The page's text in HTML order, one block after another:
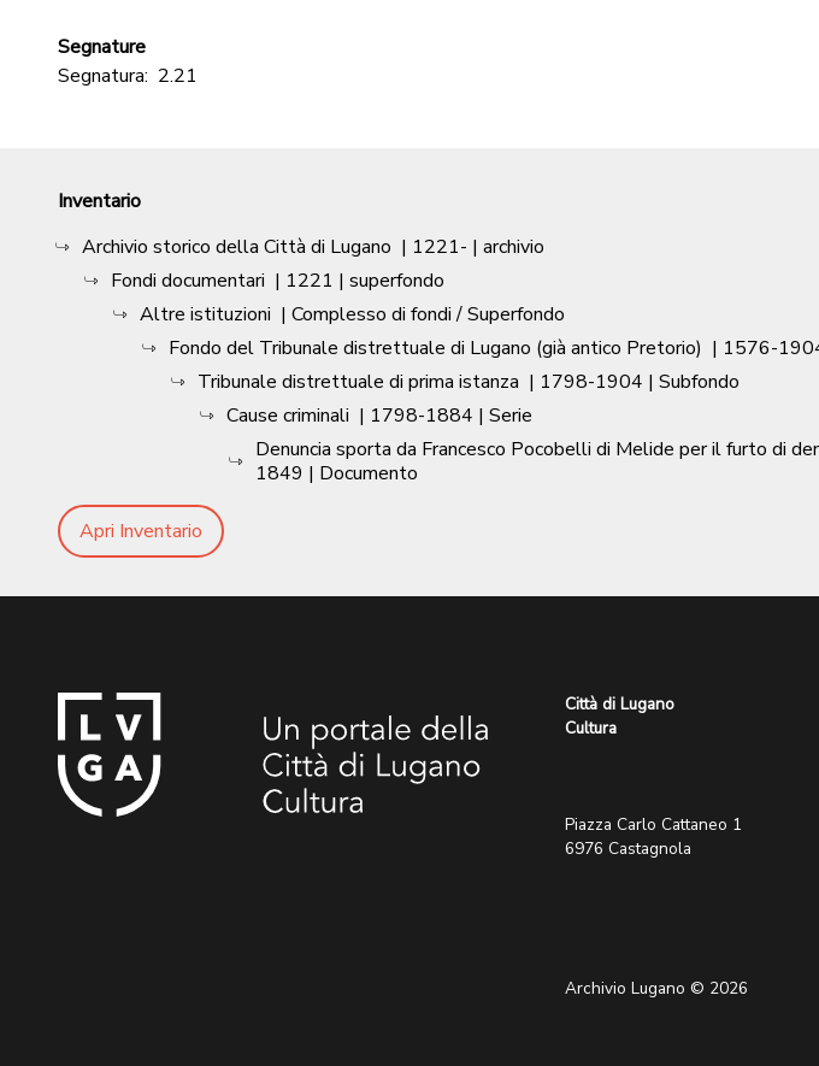
Segnature
Segnatura: 2.21
Inventario
Archivio storico della Città di Lugano | 1221- | archivio
Fondi documentari | 1221 | superfondo
Altre istituzioni | Complesso di fondi / Superfondo
Fondo del Tribunale distrettuale di Lugano (già antico Pretorio) | 1576-
Tribunale distrettuale di prima istanza | 1798-1904 | Subfondo
Cause criminali | 1798-1884 | Serie
Denuncia sporta da Francesco Pocobelli di Melide per il furto di
1849 | Documento
Apri Inventario
Città di Lugano
Cultura
Piazza Carlo Cattaneo 1
6976 Castagnola
Archivio Lugano © 2026